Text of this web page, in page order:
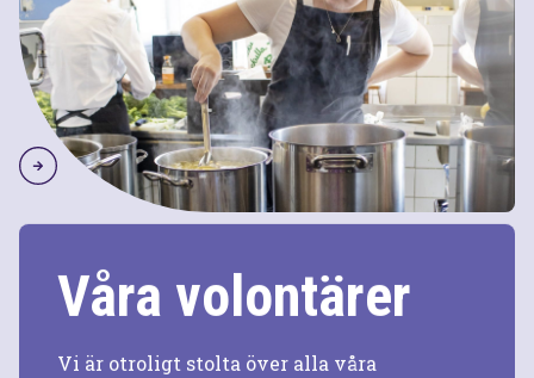
Våra volontärer
Vi är otroligt stolta över alla våra